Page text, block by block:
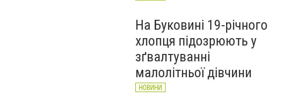
На Буковині 19-річного
хлопця підозрюють у
зґвалтуванні
малолітньої дівчини
НОВИНИ